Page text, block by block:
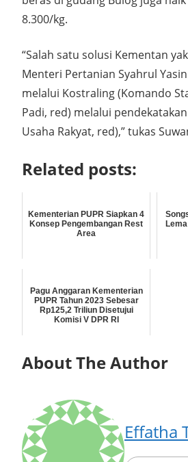
8.300/kg.
“Salah satu solusi Kementan
Menteri Pertanian Syahrul
melalui Kostraling (Komando
Padi, red) melalui
Usaha Rakyat, red),” tukas
Related posts:
Kementerian PUPR Siapkan 4
Konsep Pengembangan Rest
Area
Pagu Anggaran Kementerian
PUPR Tahun 2023 Sebesar
Rp125,2 Triliun Disetujui
Komisi V DPR RI
About The Author
Effatha